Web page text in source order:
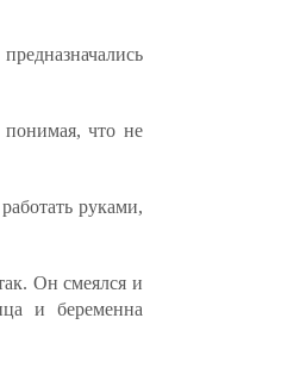
понимая, что не
руками,
Он смеялся и
и беременна